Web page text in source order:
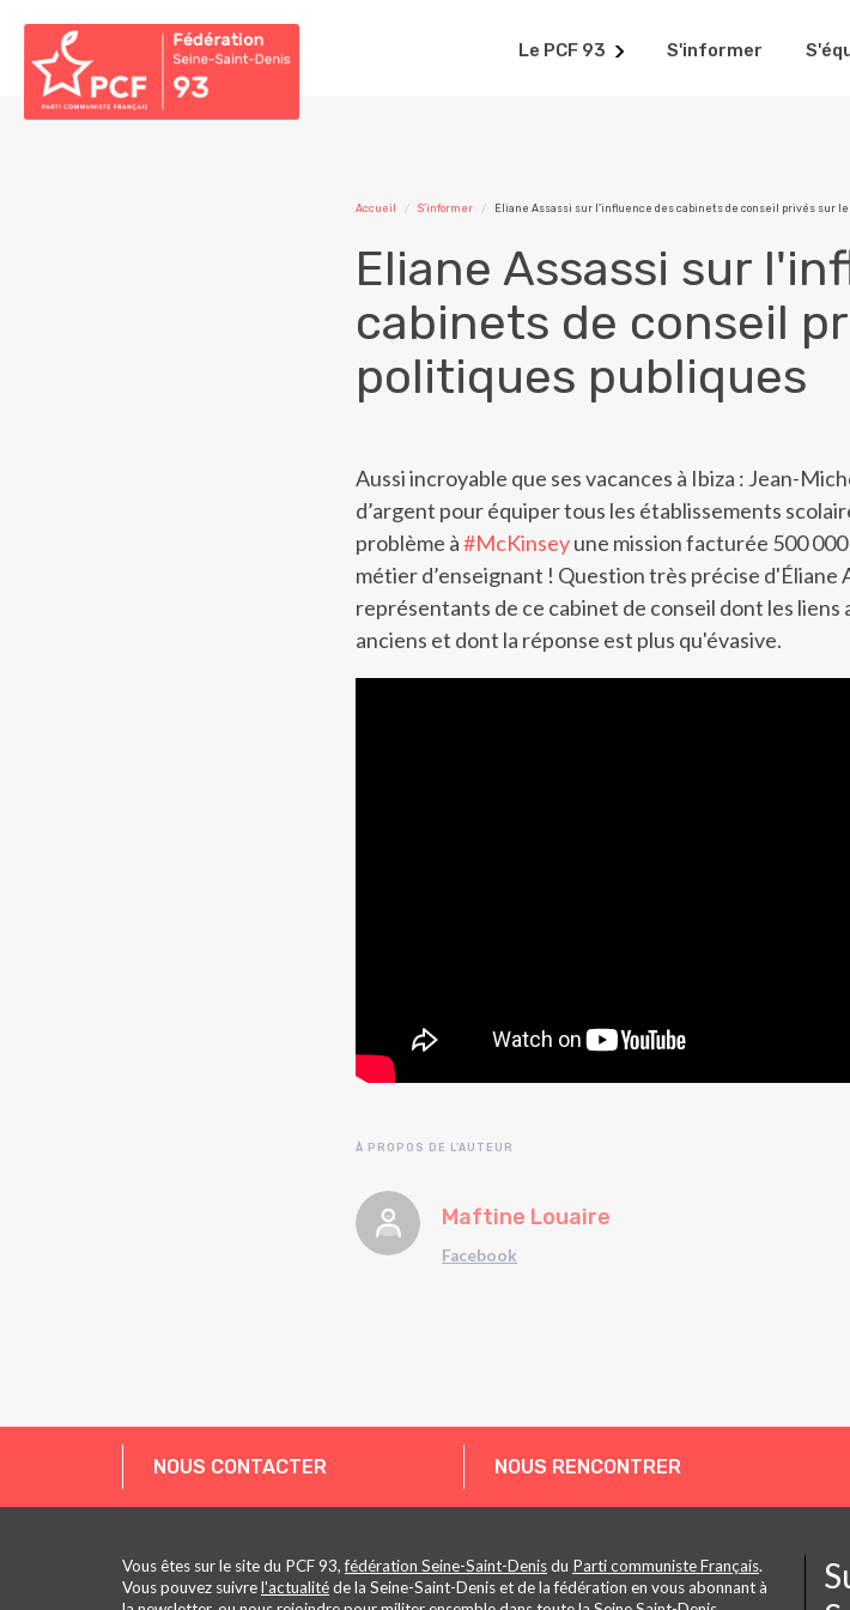
Le PCF 93 S'informer
Accueil S'informer Eliane Assassi sur l'influence des cabinets de conseil privés sur
Eliane Assassi sur
cabinets de conseil
politiques publiques
Aussi incroyable que ses vacances à Ibiza : Jean-
d’argent pour équiper tous les établissements
problème à#McKinseyune mission facturée 500
métier d’enseignant ! Question très précise d'Éliane
représentants de ce cabinet de conseil dont les liens
anciens et dont la réponse est plus qu'évasive.
À PROPOS DE L'AUTEUR
Maftine Louaire
Facebook
NOUS CONTACTER NOUS RENCONTRER
Vous êtes sur le site du PCF 93,fédération Seine-Saint-Denisdu Parti communiste Français.
Vous pouvez suivrel'actualitéde la Seine-Saint-Denis et de la fédération en vous abonnant à